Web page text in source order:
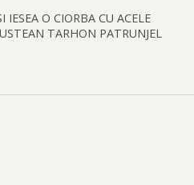
IESEA O CIORBA CU ACELE
TARHON PATRUNJEL